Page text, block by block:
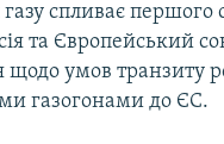
спливає першого
та Європейський
умов транзиту
газогонами до ЄС.